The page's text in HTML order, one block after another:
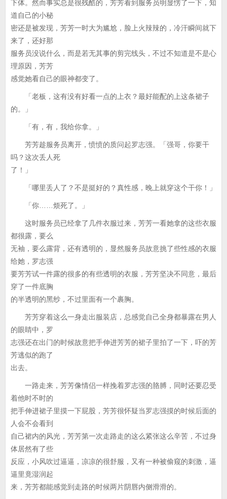
下体。然而事实总是很残酷的，芳芳看到服务员明显愣了一下，知
道自己的小秘
密还是被发现，芳芳一时大为尴尬，脸上火辣辣的，冷汗瞬间就下
来了，还好那
服务员没说什么，而是若无其事的剪完线头，不过不知道是不是心
理原因，芳芳
感觉她看自己的眼神都变了。
「老板，这有没有好看一点的上衣？最好能配的上这条裙子
的。」
「有，有，我给你拿。」
芳芳趁服务员离开，愤愤的质问起罗志强。「强哥，你要干
吗？这次丢人死
了！」
「哪里丢人了？不是挺好的？真性感，晚上就穿这个干你！」
「你……烦死了。」
这时服务员已经拿了几件衣服过来，芳芳一看她拿的这些衣服
都很露，要么
无袖，要么露背，还有透明的，显然服务员故意挑了些性感的衣服
给她，罗志强
要芳芳试一件露的很多的有些透明的衣服，芳芳坚决不同意，最后
穿了一件底胸
的半透明的黑纱，不过里面有一个裹胸。
芳芳穿着这么一身走出服装店，总感觉自己全身都暴露在男人
的眼睛中，罗
志强还在出门的时候故意把手伸进芳芳的裙子里拍了一下，吓的芳
芳逃似的跑了
出去。
一路走来，芳芳像情侣一样挽着罗志强的胳膊，同时还要忍受
着他时不时的
把手伸进裙子里摸一下屁股，芳芳很怀疑当罗志强摸的时候后面的
人会不会看到
自己裙内的风光，芳芳第一次走路走的这么紧张这么辛苦，不过身
体居然有了些
反应，小风吹过逼逼，凉凉的很舒服，又有一种被偷窥的刺激，逼
逼里竟湿润起
来，芳芳都能感觉到走路的时候两片阴唇内侧滑滑的。